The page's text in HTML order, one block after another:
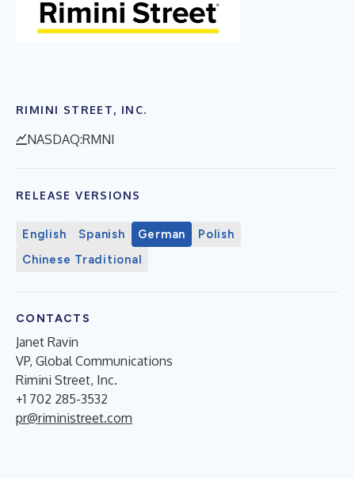
RIMINI STREET, INC.
NASDAQ:RMNI
RELEASE VERSIONS
English Spanish German
Polish
Chinese Traditional
CONTACTS
Janet Ravin
VP, Global Communications
Rimini Street, Inc.
+1 702 285-3532
pr@riministreet.com